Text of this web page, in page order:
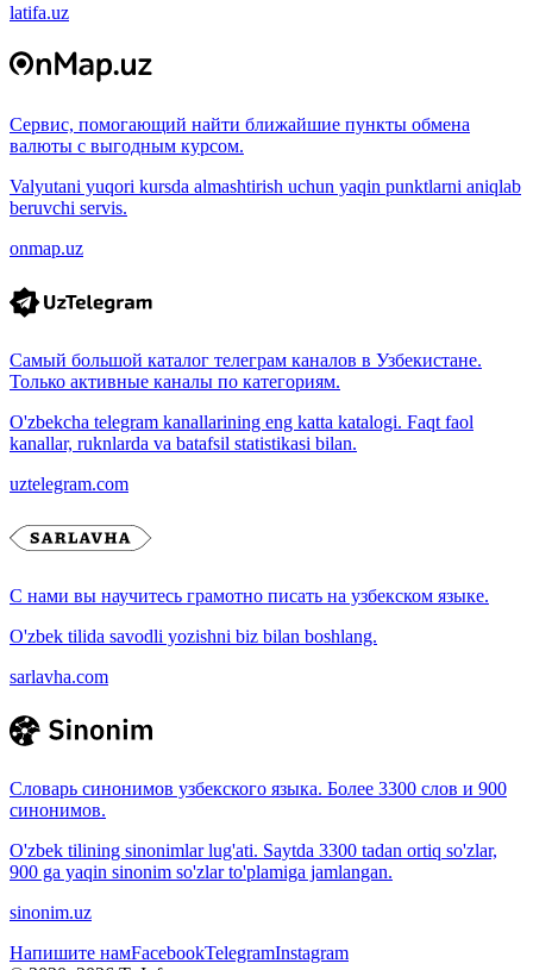
latifa.uz
Сервис, помогающий найти ближайшие пункты обмена
валюты с выгодным курсом.
Valyutani yuqori kursda almashtirish uchun yaqin punktlarni aniqlab
beruvchi servis.
onmap.uz
Самый большой каталог телеграм каналов в Узбекистане.
Только активные каналы по категориям.
O'zbekcha telegram kanallarining eng katta katalogi. Faqt faol
kanallar, ruknlarda va batafsil statistikasi bilan.
uztelegram.com
С нами вы научитесь грамотно писать на узбекском языке.
O'zbek tilida savodli yozishni biz bilan boshlang.
sarlavha.com
Словарь синонимов узбекского языка. Более 3300 слов и 900
синонимов.
O'zbek tilining sinonimlar lug'ati. Saytda 3300 tadan ortiq so'zlar,
900 ga yaqin sinonim so'zlar to'plamiga jamlangan.
sinonim.uz
Напишите намFacebookTelegramInstagram